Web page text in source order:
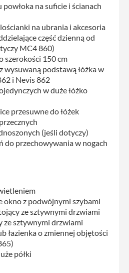
na suficie i ścianach
na ubrania i akcesoria
część dzienną od
MC4 860)
szerokości 150 cm
wysuwaną podstawą łóżka w
i Nevis 862
w duże łóżko
przesuwne do łóżek
(jeśli dotyczy)
do przechowywania w nogach
okno z podwójnymi szybami
ze sztywnymi drzwiami
ze sztywnymi drzwiami
łazienka o zmiennej objętości
półki